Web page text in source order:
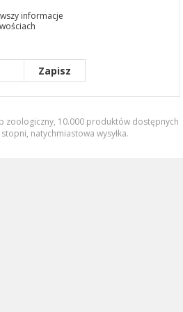
informacje
Zapisz
zoologiczny, 10.000 produktów dostępnych
natychmiastowa wysyłka.